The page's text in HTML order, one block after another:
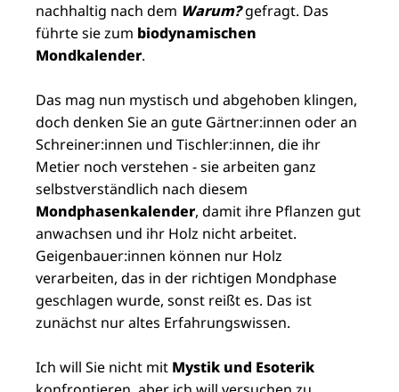
nachhaltig nach dem Warum? gefragt. Das
führte sie zum biodynamischen
Mondkalender.
Das mag nun mystisch und abgehoben klingen,
doch denken Sie an gute Gärtner:innen oder an
Schreiner:innen und Tischler:innen, die ihr
Metier noch verstehen - sie arbeiten ganz
selbstverständlich nach diesem
Mondphasenkalender, damit ihre Pflanzen gut
anwachsen und ihr Holz nicht arbeitet.
Geigenbauer:innen können nur Holz
verarbeiten, das in der richtigen Mondphase
geschlagen wurde, sonst reißt es. Das ist
zunächst nur altes Erfahrungswissen.
Ich will Sie nicht mit Mystik und Esoterik